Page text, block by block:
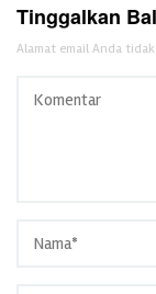
Tinggalkan
Alamat email Anda